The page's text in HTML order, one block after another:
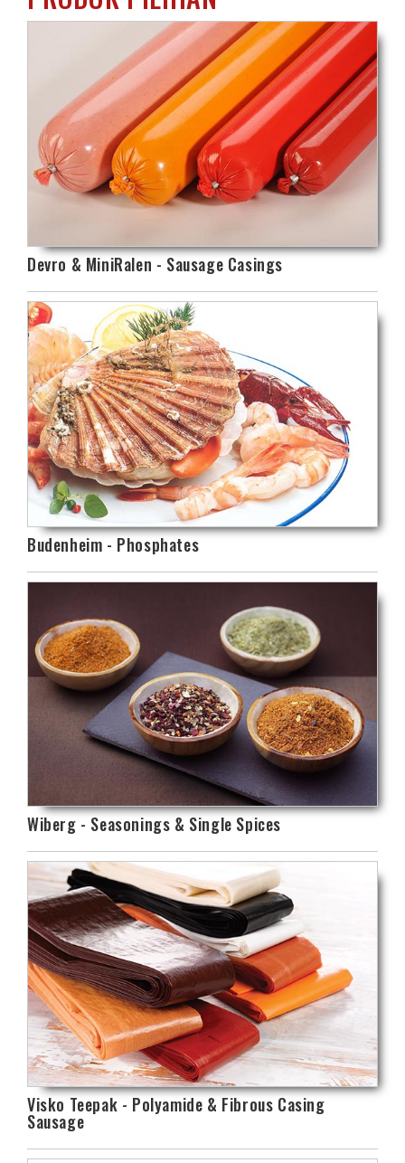
Devro & MiniRalen - Sausage Casings
Budenheim - Phosphates
Wiberg - Seasonings & Single Spices
Visko Teepak - Polyamide & Fibrous Casing
Sausage